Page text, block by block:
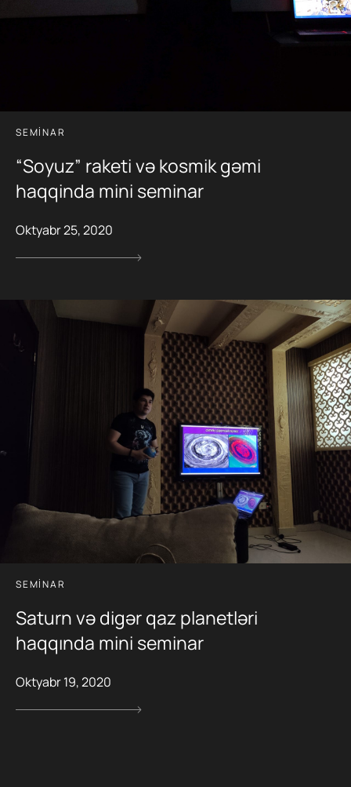
SEMINAR
“Soyuz” raketi və kosmik gəmi
haqqinda mini seminar
Oktyabr 25, 2020
SEMINAR
Saturn və digər qaz planetləri
haqqında mini seminar
Oktyabr 19, 2020